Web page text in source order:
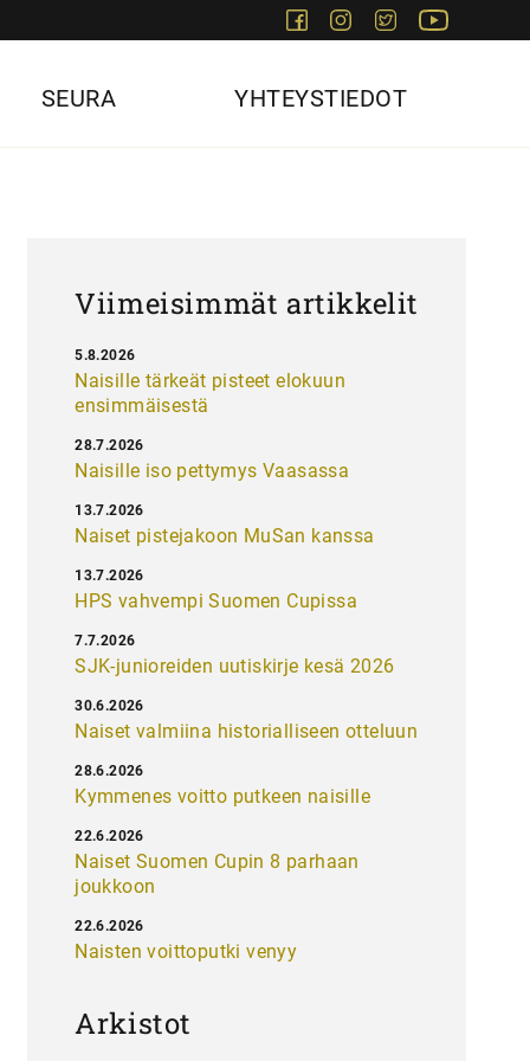
FacebookInstagram
Twitter
SEURA YHTEYSTIEDOT
Viimeisimmät artikkelit
Naisille tärkeät pisteet elokuun
ensimmäisestä
5.8.2026
Naisille iso pettymys Vaasassa
28.7.2026
Naiset pistejakoon MuSan kanssa
13.7.2026
HPS vahvempi Suomen Cupissa
13.7.2026
SJK-junioreiden uutiskirje kesä 2026
7.7.2026
Naiset valmiina historialliseen otteluun
30.6.2026
Kymmenes voitto putkeen naisille
28.6.2026
Naiset Suomen Cupin 8 parhaan
joukkoon
22.6.2026
Naisten voittoputki venyy
22.6.2026
Arkistot